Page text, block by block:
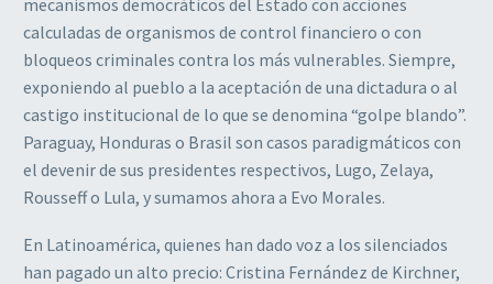
calculadas de organismos de control financiero o con
bloqueos criminales contra los más vulnerables. Siempre,
exponiendo al pueblo a la aceptación de una dictadura o al
castigo institucional de lo que se denomina “golpe blando”.
Paraguay, Honduras o Brasil son casos paradigmáticos con
el devenir de sus presidentes respectivos, Lugo, Zelaya,
Rousseff o Lula, y sumamos ahora a Evo Morales.
En Latinoamérica, quienes han dado voz a los silenciados
han pagado un alto precio: Cristina Fernández de Kirchner,